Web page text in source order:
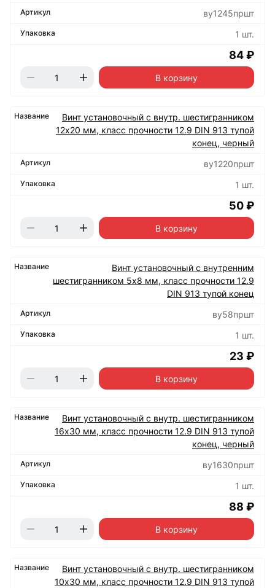
ву1245пршт
1 шт.
84 ₽
В корзину
Винт установочный с внутр. шестигранником
12х20 мм, класс прочности 12.9 DIN 913 тупой
конец, черный
ву1220пршт
1 шт.
50 ₽
В корзину
Винт установочный с внутренним
шестигранником 5х8 мм, класс прочности 12.9
DIN 913 тупой конец
ву58пршт
1 шт.
23 ₽
В корзину
Винт установочный с внутр. шестигранником
16х30 мм, класс прочности 12.9 DIN 913 тупой
конец, черный
ву1630пршт
1 шт.
88 ₽
В корзину
Винт установочный с внутр. шестигранником
10х30 мм, класс прочности 12.9 DIN 913 тупой